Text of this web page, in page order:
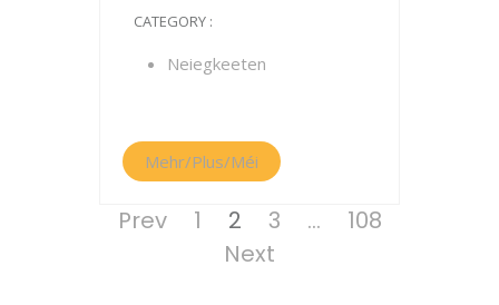
CATEGORY :
Neiegkeeten
Mehr/Plus/Méi
Seitennummerierung
Prev Page
1 Page
2 Page
3 … Page
108
Next